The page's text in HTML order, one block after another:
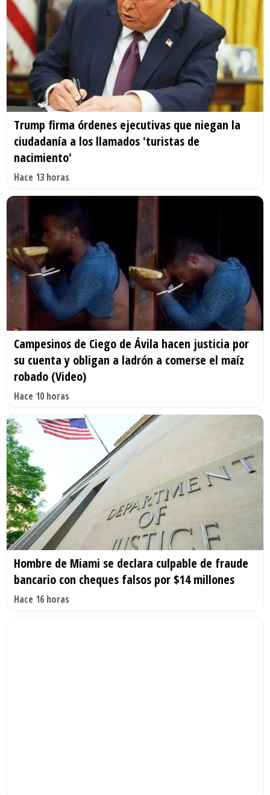
Trump firma órdenes ejecutivas que niegan la
ciudadanía a los llamados 'turistas de
nacimiento'
Hace 13 horas
Campesinos de Ciego de Ávila hacen justicia por
su cuenta y obligan a ladrón a comerse el maíz
robado (Video)
Hace 10 horas
Hombre de Miami se declara culpable de fraude
bancario con cheques falsos por $14 millones
Hace 16 horas